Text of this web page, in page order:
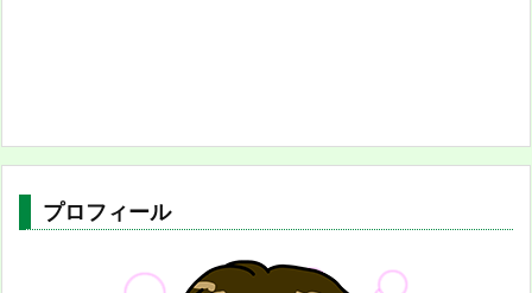
プロフィール